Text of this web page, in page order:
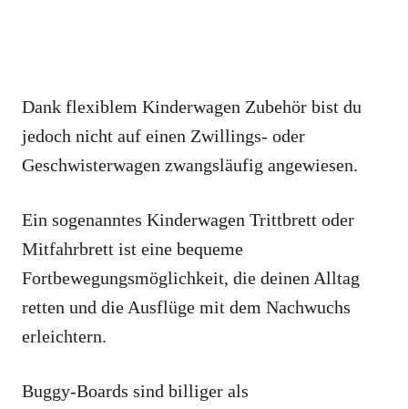
Dank flexiblem Kinderwagen Zubehör bist du
jedoch nicht auf einen Zwillings- oder
Geschwisterwagen zwangsläufig angewiesen.
Ein sogenanntes Kinderwagen Trittbrett oder
Mitfahrbrett ist eine bequeme
Fortbewegungsmöglichkeit, die deinen Alltag
retten und die Ausflüge mit dem Nachwuchs
erleichtern.
Buggy-Boards sind billiger als